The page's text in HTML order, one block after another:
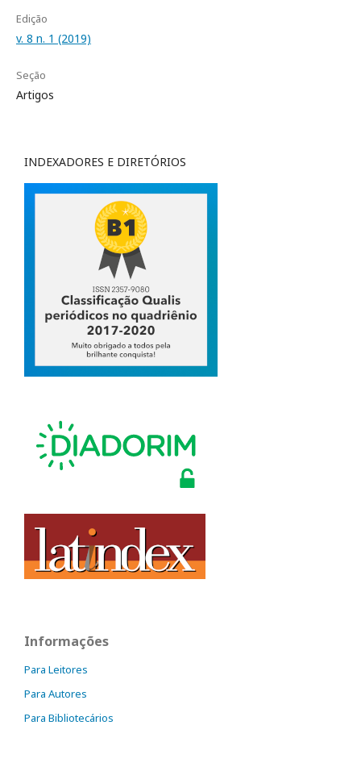
Edição
v. 8 n. 1 (2019)
Seção
Artigos
INDEXADORES E DIRETÓRIOS
Informações
Para Leitores
Para Autores
Para Bibliotecários